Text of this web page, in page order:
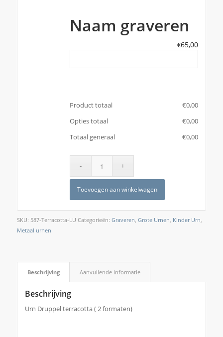
Naam graveren
€65,00
Product totaal €‎0,00
Opties totaal
€‎0,00
Totaal generaal
€‎0,00
Toevoegen aan winkelwagen
SKU: 587-Terracotta-LU Categorieën: Graveren, Grote Urnen, Kinder Urn,
Metaal urnen
Beschrijving Aanvullende informatie
Beschrijving
Urn Druppel terracotta ( 2 formaten)